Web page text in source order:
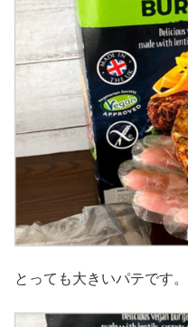
とっても大きいパテです。